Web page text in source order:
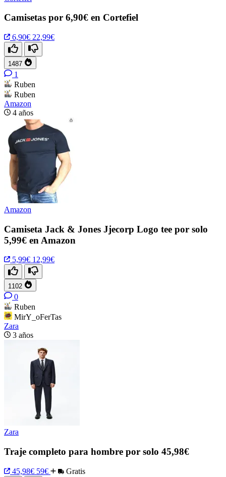
Camisetas por 6,90€ en Cortefiel
6,90€ 22,99€
1487
1
Ruben
Ruben
Amazon
4 años
Amazon
Camiseta Jack & Jones Jjecorp Logo tee por solo
5,99€ en Amazon
5,99€ 12,99€
1102
0
Ruben
MirY_oFerTas
Zara
3 años
Zara
Traje completo para hombre por solo 45,98€
45,98€ 59€ Gratis